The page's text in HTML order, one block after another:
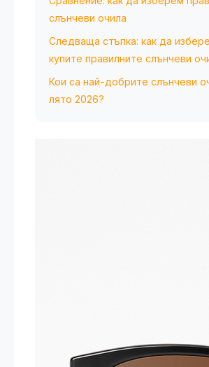
слънчеви очила
Следваща стъпка: как да
купите правилните слънчеви
Кои са най-добрите слънчеви
лято 2026?